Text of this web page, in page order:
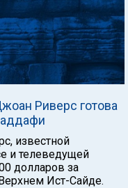
Риверс готова
известной
и телеведущей
долларов за
Ист-Сайде.